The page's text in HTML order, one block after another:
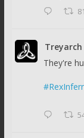
81
Treyarch
They're